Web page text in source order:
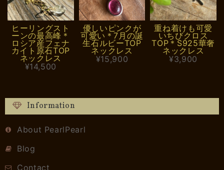
ヒーリングスト
ーンの最高峰＊
ロシア産フェナ
カイト原石TOP
ネックレス
¥14,500
優しいピンクが
可愛い＊7月の誕
生石ルビーTOP
ネックレス
¥15,900
重ね着けも可愛
いちびクロス
TOP＊S925華奢
ネックレス
¥3,900
Information
About PearlPearl
Blog
Contact